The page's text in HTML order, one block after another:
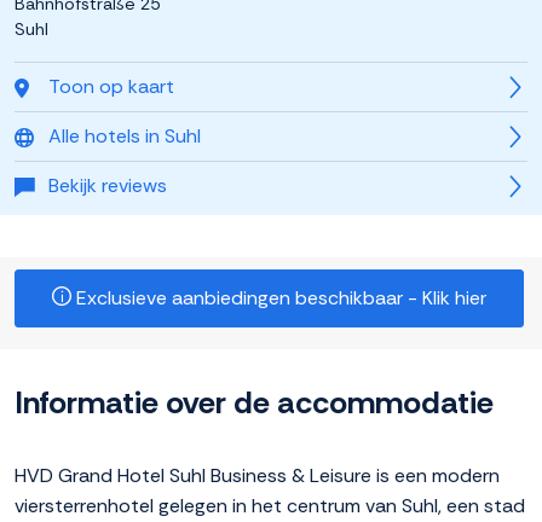
Toon op kaart
Alle hotels in Suhl
Bekijk reviews
Suhl
Exclusieve aanbiedingen beschikbaar - Klik hier
Informatie over de accommodatie
HVD Grand Hotel Suhl Business & Leisure is een modern
viersterrenhotel gelegen in het centrum van Suhl, een stad